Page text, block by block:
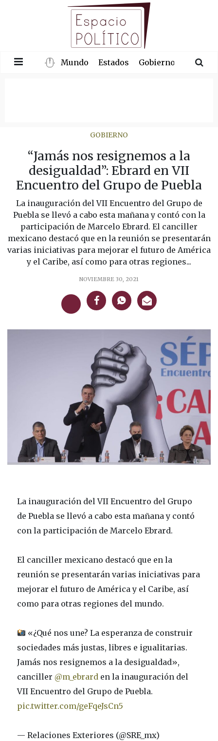
Mundo Estados Gobierno
GOBIERNO
“Jamás nos resignemos a la
desigualdad”: Ebrard en VII
Encuentro del Grupo de Puebla
La inauguración del VII Encuentro del Grupo de
Puebla se llevó a cabo esta mañana y contó con la
participación de Marcelo Ebrard. El canciller
mexicano destacó que en la reunión se presentarán
varias iniciativas para mejorar el futuro de América
y el Caribe, así como para otras regiones...
NOVIEMBRE 30, 2021
La inauguración del VII Encuentro del Grupo
de Puebla se llevó a cabo esta mañana y contó
con la participación de Marcelo Ebrard.
El canciller mexicano destacó que en la
reunión se presentarán varias iniciativas para
mejorar el futuro de América y el Caribe, así
como para otras regiones del mundo.
«¿Qué nos une? La esperanza de construir
sociedades más justas, libres e igualitarias.
Jamás nos resignemos a la desigualdad»,
canciller @m_ebrard en la inauguración del
VII Encuentro del Grupo de Puebla.
pic.twitter.com/geFqeJsCn5
— Relaciones Exteriores (@SRE_mx)